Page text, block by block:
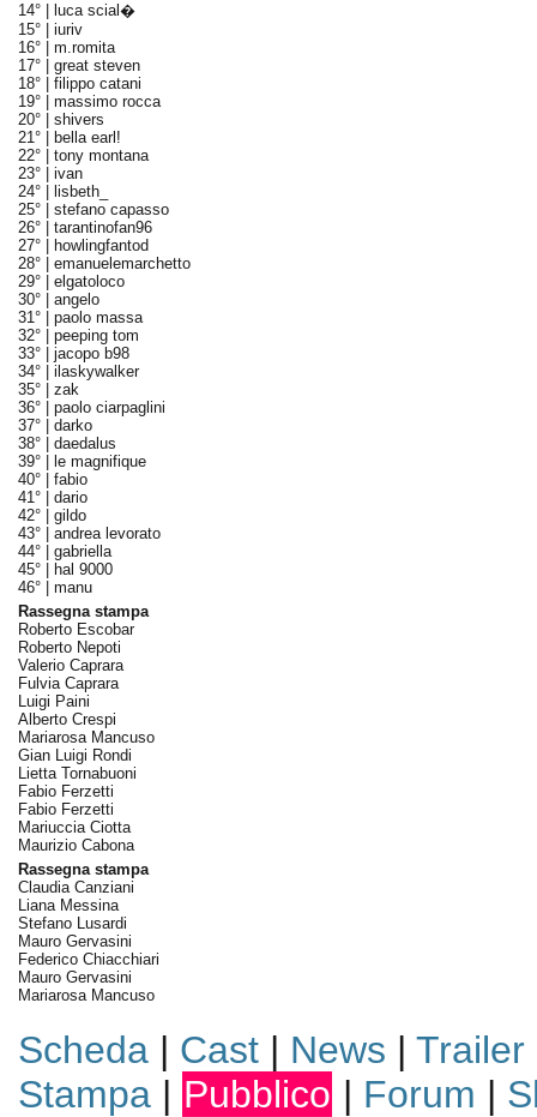
14° |
luca scial�
15° | iuriv
16° | m.romita
17° | great steven
18° | filippo catani
19° | massimo rocca
20° | shivers
21° |
bella earl!
22° | tony montana
23° | ivan
24° |
lisbeth_
25° | stefano capasso
26° | tarantinofan96
27° |
howlingfantod
28° | emanuelemarchetto
29° | elgatoloco
30° | angelo
31° | paolo massa
32° | peeping tom
33° | jacopo b98
34° | ilaskywalker
35° | zak
36° | paolo ciarpaglini
37° | darko
38° | daedalus
39° |
le magnifique
40° | fabio
41° | dario
42° | gildo
43° | andrea levorato
44° | gabriella
45° |
hal 9000
46° | manu
Rassegna stampa
Roberto Escobar
Roberto Nepoti
Valerio Caprara
Fulvia Caprara
Luigi Paini
Alberto Crespi
Mariarosa Mancuso
Gian Luigi Rondi
Lietta Tornabuoni
Fabio Ferzetti
Fabio Ferzetti
Mariuccia Ciotta
Maurizio Cabona
Rassegna stampa
Claudia Canziani
Liana Messina
Stefano Lusardi
Mauro Gervasini
Federico Chiacchiari
Mauro Gervasini
Mariarosa Mancuso
Scheda| Cast| News | Trailer
Stampa| Pubblico | Forum |